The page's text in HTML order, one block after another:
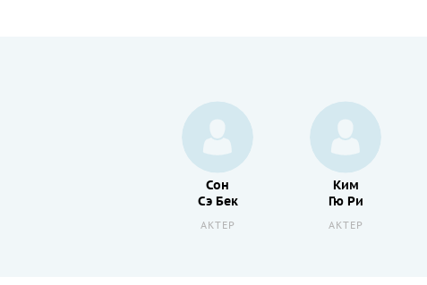
Сон
Сэ Бек
АКТЕР
Ким
Гю Ри
АКТЕР